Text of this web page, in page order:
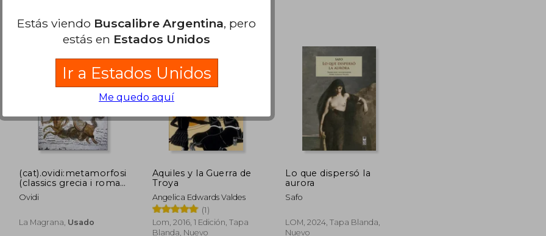
58.226 50%
dcto.
$ 108.337
$ 54.168
40%
dcto.
$ 57.517
$ 34.510
40%
(cat).ovidi:metamorfosis.
(classics grecia i roma)
(en Catalán)
Ovidi
La Magrana, Usado
Aquiles y la Guerra de
Troya
Angelica Edwards Valdes
(1)
Lom, 2016, 1 Edición, Tapa
Blanda, Nuevo
Lo que dispersó la
aurora
Safo
LOM, 2024, Tapa Blanda,
Nuevo
Estás viendo Buscalibre Argentina, pero
estás en Estados Unidos
Ir a Estados Unidos
Me quedo aquí